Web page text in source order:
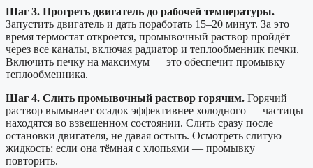
Шаг 3. Прогреть двигатель до рабочей температуры.
Запустить двигатель и дать поработать 15–20 минут. За это
время термостат откроется, промывочный раствор пройдёт
через все каналы, включая радиатор и теплообменник печки.
Включить печку на максимум — это обеспечит промывку
теплообменника.
Шаг 4. Слить промывочный раствор горячим. Горячий
раствор вымывает осадок эффективнее холодного — частицы
находятся во взвешенном состоянии. Слить сразу после
остановки двигателя, не давая остыть. Осмотреть слитую
жидкость: если она тёмная с хлопьями — промывку
повторить.